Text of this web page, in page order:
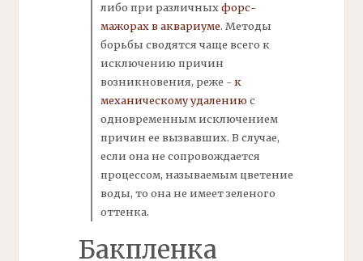
либо при различных форс-
мажорахв аквариуме. Методы
борьбы сводятся чаще всего к
исключению причин
возникновения, реже -к
механическому удалениюс
одновременным исключением
причин ее вызвавших. В случае,
если она не сопровождается
процессом, называемымцветение
воды, то она не имеет зеленого
оттенка.
Бакпленка